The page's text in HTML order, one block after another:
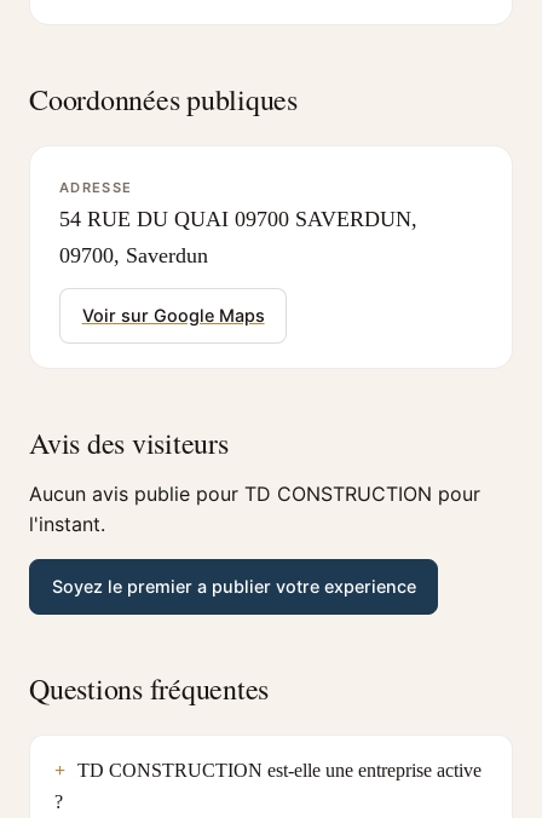
Coordonnées publiques
ADRESSE
54 RUE DU QUAI 09700 SAVERDUN,
09700, Saverdun
Voir sur Google Maps
Avis des visiteurs
Aucun avis publie pour TD CONSTRUCTION pour
l'instant.
Soyez le premier a publier votre experience
Questions fréquentes
TD CONSTRUCTION est-elle une entreprise active
?